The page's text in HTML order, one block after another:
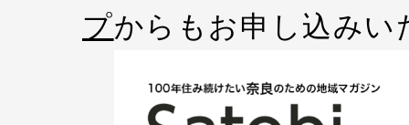
プからもお申し込みい